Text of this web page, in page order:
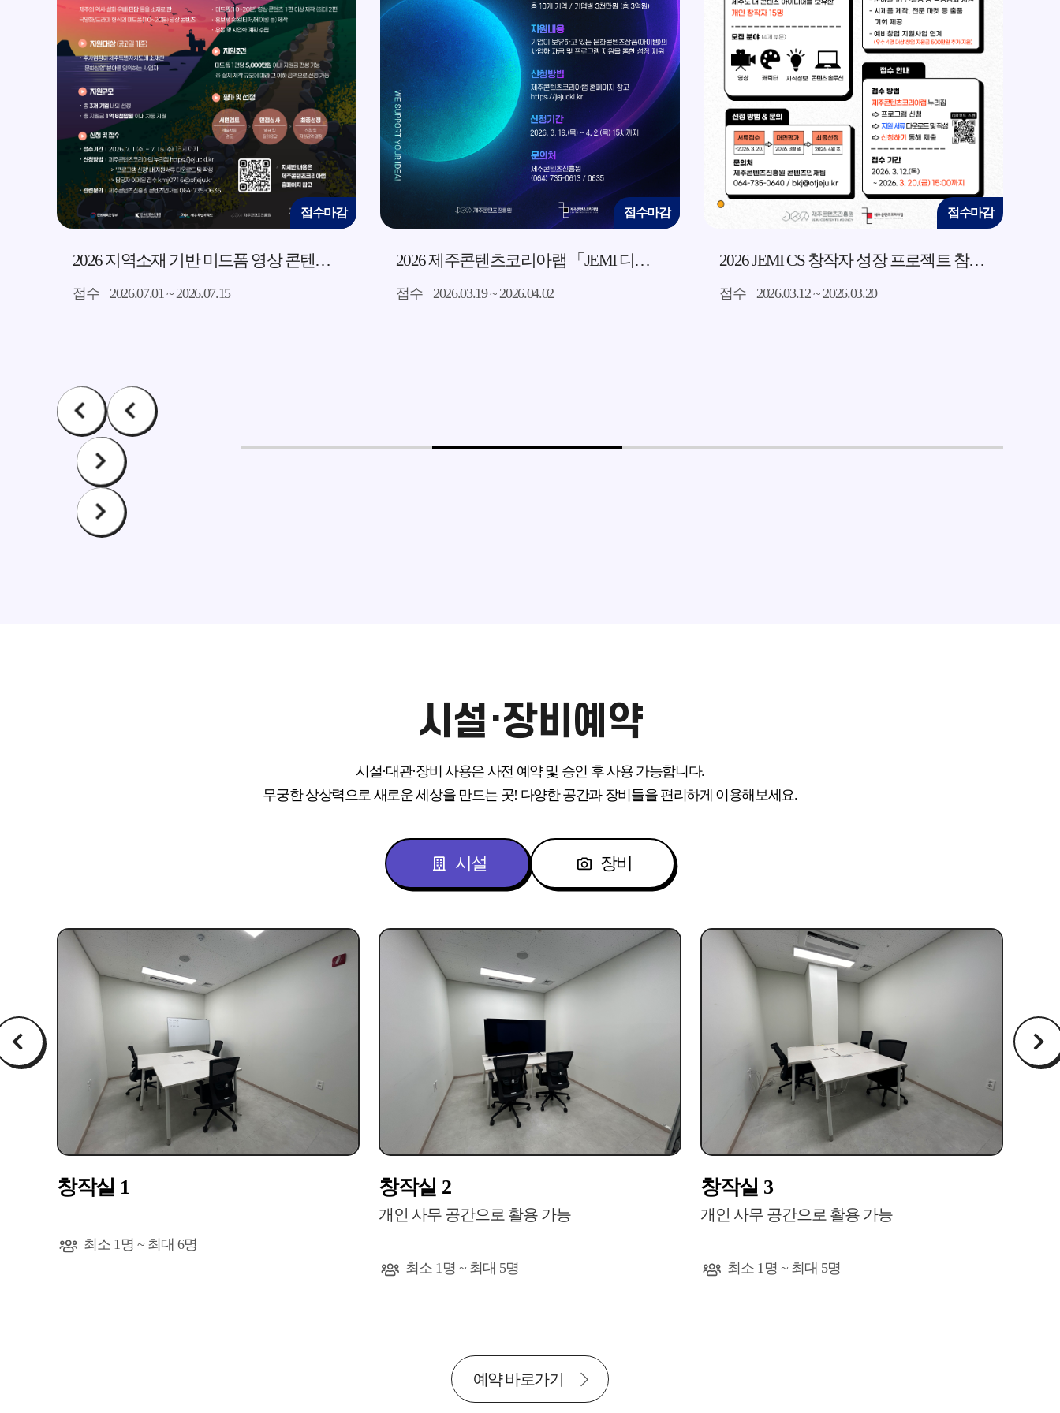
접수마감 접수마감
접수 2026.03.19 ~ 2026.04.02
접수마감
접수 2026.03.12 ~ 2026.03.20
접수마감
접수 2026.07.28 ~ 2026.07.31
시설·장비예약
시설·대관·장비 사용은 사전 예약 및 승인 후 사용 가능합니다.
무궁한 상상력으로 새로운 세상을 만드는 곳! 다양한 공간과 장비들을 편리하게 이용해보세요.
시설 장비
창작실 1
최소 1명 ~ 최대 6명
창작실 2
개인 사무 공간으로 활용 가능
최소 1명 ~ 최대 5명
창작실 3
개인 사무 공간으로 활용 가능
최소 1명 ~ 최대 5명
예약 바로가기